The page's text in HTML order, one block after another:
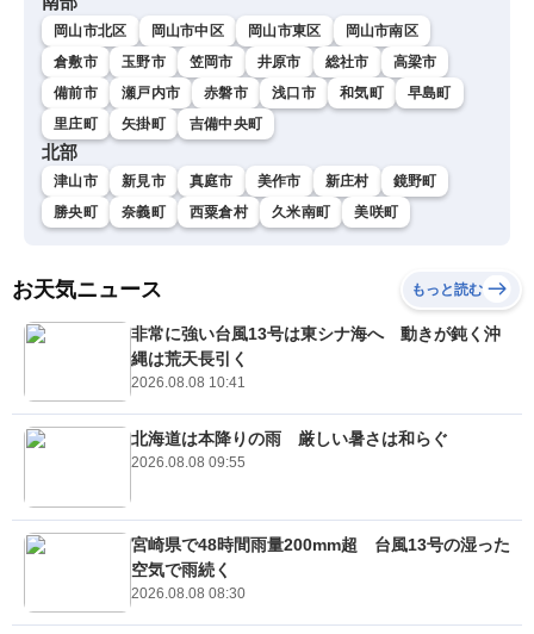
岡山市北区 岡山市中区 岡山市東区
岡山市南区
倉敷市
玉野市 笠岡市 井原市 総社市
高梁市
備前市
瀬戸内市 赤磐市 浅口市 和気町
早島町
里庄町
矢掛町 吉備中央町
北部
津山市 新見市 真庭市 美作市 新庄村
鏡野町
勝央町
奈義町 西粟倉村 久米南町 美咲町
お天気ニュース もっと読む
非常に強い台風13号は東シナ海へ 動きが鈍く沖
縄は荒天長引く
2026.08.08 10:41
北海道は本降りの雨 厳しい暑さは和らぐ
2026.08.08 09:55
宮崎県で48時間雨量200mm超 台風13号の湿った
空気で雨続く
2026.08.08 08:30